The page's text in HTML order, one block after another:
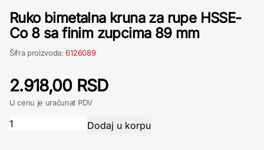
Ruko bimetalna kruna za rupe HSSE-
Co 8 sa finim zupcima 89 mm
Šifra proizvoda:6126089
2.918,00 RSD
U cenu je uračunat PDV